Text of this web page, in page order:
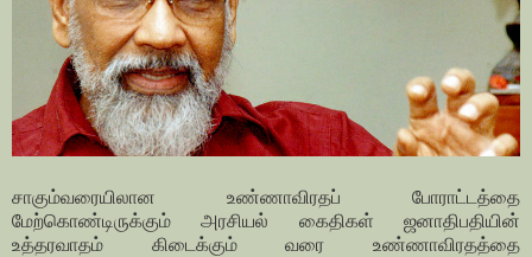
சாகும்வரையிலான உண்ணாவிரதப் போராட்டத்தை
மேற்கொண்டிருக்கும் அரசியல் கைதிகள் ஜனாதிபதியின்
உத்தரவாதம் கிடைக்கும் வரை உண்ணாவிரதத்தை